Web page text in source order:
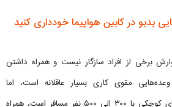
بدبو در کابین هواپیما خودداری کنید
برخی از افراد سازگار نیست و همراه داشتن
مقوی کاری بسیار عاقلانه است، اما
ازآنجایی‌که کابین هواپیما فضای کوچکی با ۳۰۰ الی ۵۰۰ نفر مسافر است، همراه